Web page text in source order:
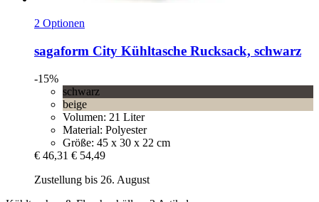
2 Optionen
sagaform City Kühltasche Rucksack, schwarz
-15%
schwarz
beige
Volumen: 21 Liter
Material: Polyester
Größe: 45 x 30 x 22 cm
€ 46,31 € 54,49
Zustellung bis 26. August